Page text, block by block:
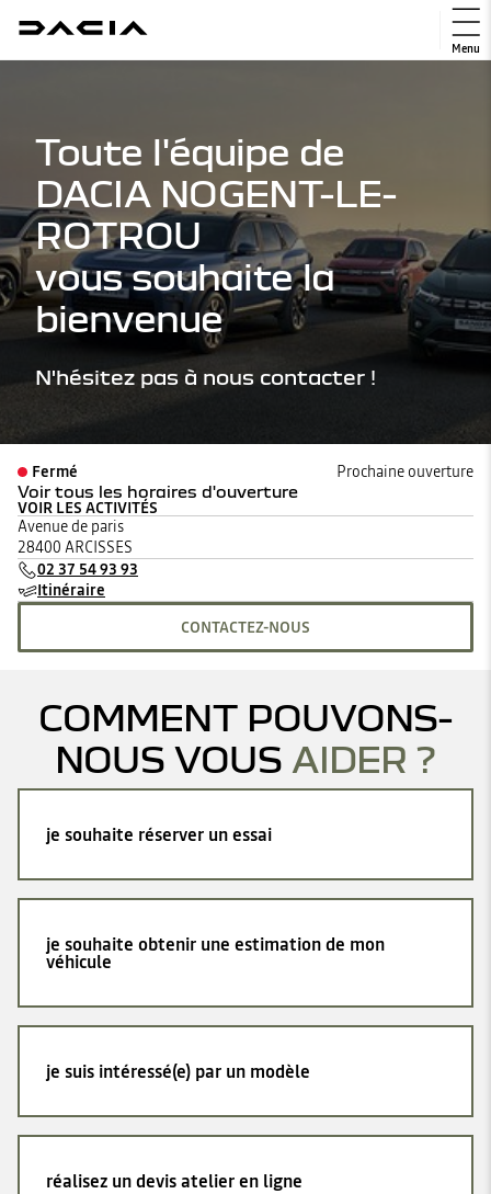
Menu
Toute l'équipe de
DACIA NOGENT-LE-
ROTROU
vous souhaite la
bienvenue
N'hésitez pas à nous contacter !
Fermé Prochaine ouverture
Voir tous les horaires d'ouverture
lundi 08:00 - 12:3014:00 - 19:00
mardi
mercredi
jeudi
vendredi
VOIR LES ACTIVITÉS
Avenue de paris
28400 ARCISSES
02 37 54 93 93
Itinéraire
CONTACTEZ-NOUS
COMMENT POUVONS-
NOUS VOUS AIDER ?
je souhaite réserver un essai
je souhaite obtenir une estimation de mon
véhicule
je suis intéressé(e) par un modèle
réalisez un devis atelier en ligne